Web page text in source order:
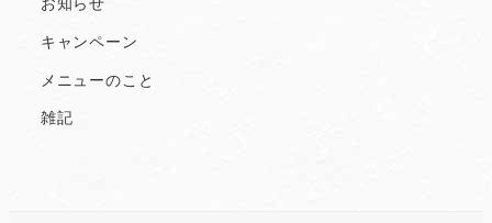
キャンペーン
メニューのこと
雑記